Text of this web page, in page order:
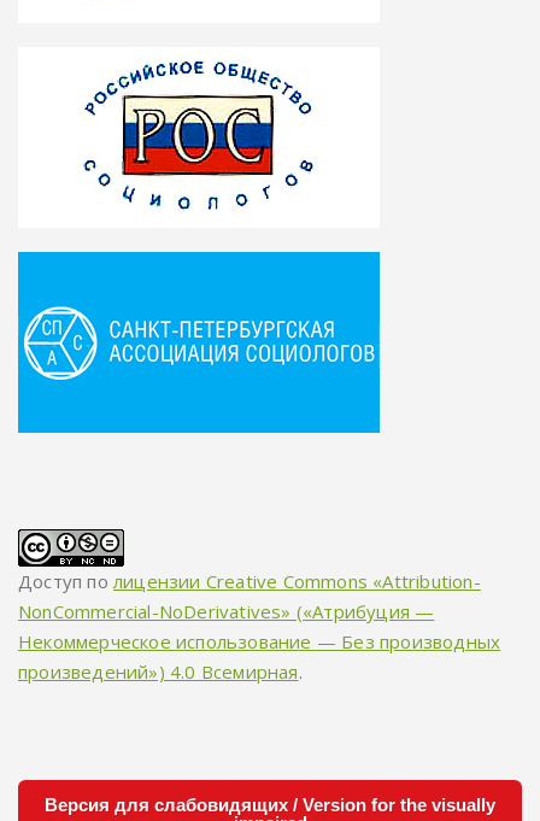
Доступ полицензии Creative Commons «Attribution-
NonCommercial-NoDerivatives» («Атрибуция —
Некоммерческое использование — Без производных
произведений») 4.0 Всемирная.
Версия для слабовидящих / Version for the visually